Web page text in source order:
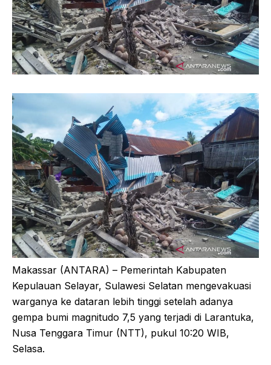
Makassar (ANTARA) – Pemerintah Kabupaten
Kepulauan Selayar, Sulawesi Selatan mengevakuasi
warganya ke dataran lebih tinggi setelah adanya
gempa bumi magnitudo 7,5 yang terjadi di Larantuka,
Nusa Tenggara Timur (NTT), pukul 10:20 WIB,
Selasa.